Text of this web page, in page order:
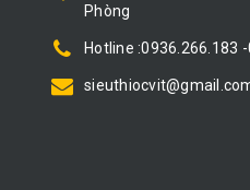
Phòng
Hotline :0936.266.183